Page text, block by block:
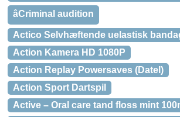
âCriminal audition
Actico Selvhæftende uelastisk
Action Kamera HD 1080P
Action Replay Powersaves (Datel)
Action Sport Dartspil
Active – Oral care tand floss mint